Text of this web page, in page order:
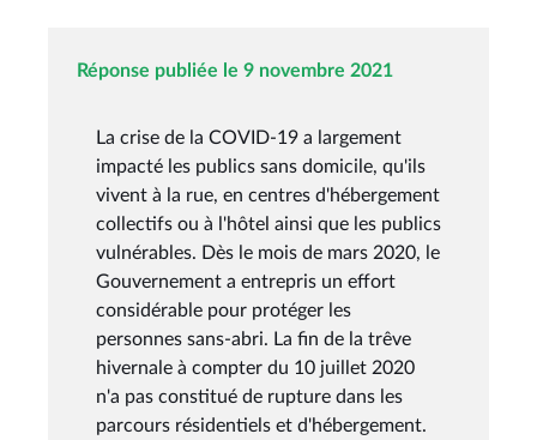
Réponse publiée le 9 novembre 2021
La crise de la COVID-19 a largement
impacté les publics sans domicile, qu'ils
vivent à la rue, en centres d'hébergement
collectifs ou à l'hôtel ainsi que les publics
vulnérables. Dès le mois de mars 2020, le
Gouvernement a entrepris un effort
considérable pour protéger les
personnes sans-abri. La fin de la trêve
hivernale à compter du 10 juillet 2020
n'a pas constitué de rupture dans les
parcours résidentiels et d'hébergement.